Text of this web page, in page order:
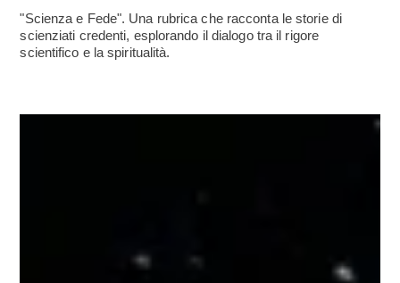
"Scienza e Fede". Una rubrica che racconta le storie di
scienziati credenti, esplorando il dialogo tra il rigore
scientifico e la spiritualità.